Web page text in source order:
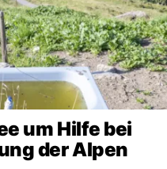
um Hilfe bei
der Alpen